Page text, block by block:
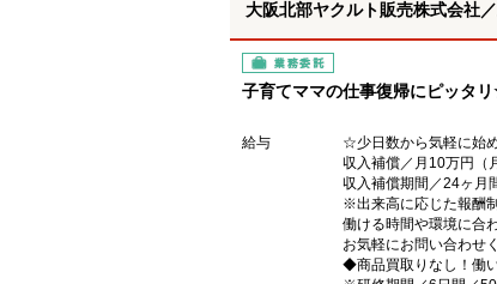
大阪北部ヤクルト販売株式会社
業務委託
子育てママの仕事復帰にピッタ
給与
☆少日数から気軽に始
収入補償／月10万円（
収入補償期間／24ヶ月
※出来高に応じた報酬
働ける時間や環境に合
お気軽にお問い合わせ
◆商品買取りなし！働